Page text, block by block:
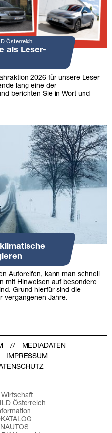
Österreich
als Leser-
2026 für unsere Leser
lang eine der
berichten Sie in Wort und
Autoreifen, kann man schnell
mit Hinweisen auf besondere
Grund hierfür sind die
vergangenen Jahre.
MEDIADATEN
IMPRESSUM
Wirtschaft
Österreich